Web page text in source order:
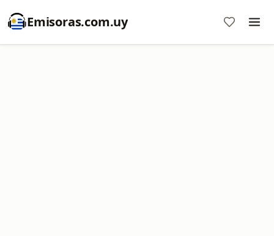
Emisoras.com.uy